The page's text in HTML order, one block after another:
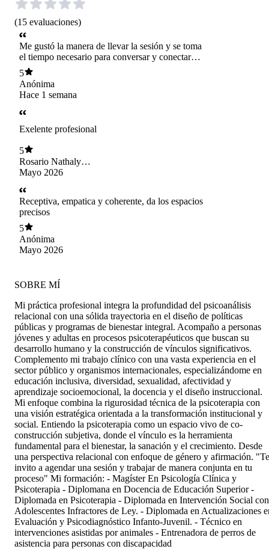
(15 evaluaciones)
Me gustó la manera de llevar la sesión y se toma
el tiempo necesario para conversar y conectar
con la paciente.
5
Anónima
Hace 1 semana
Exelente profesional
5
Rosario Nathaly
Morgado Dávila
Mayo 2026
Receptiva, empatica y coherente, da los espacios
precisos
5
Anónima
Mayo 2026
SOBRE MÍ
Mi práctica profesional integra la profundidad del psicoanálisis
relacional con una sólida trayectoria en el diseño de políticas
públicas y programas de bienestar integral. Acompaño a personas
jóvenes y adultas en procesos psicoterapéuticos que buscan su
desarrollo humano y la construcción de vínculos significativos.
Complemento mi trabajo clínico con una vasta experiencia en el
sector público y organismos internacionales, especializándome en
educación inclusiva, diversidad, sexualidad, afectividad y
aprendizaje socioemocional, la docencia y el diseño instruccional.
Mi enfoque combina la rigurosidad técnica de la psicoterapia con
una visión estratégica orientada a la transformación institucional y
social. Entiendo la psicoterapia como un espacio vivo de co-
construcción subjetiva, donde el vínculo es la herramienta
fundamental para el bienestar, la sanación y el crecimiento. Desde
una perspectiva relacional con enfoque de género y afirmación. "Te
invito a agendar una sesión y trabajar de manera conjunta en tu
proceso" Mi formación: - Magíster En Psicología Clínica y
Psicoterapia - Diplomana en Docencia de Educación Superior -
Diplomada en Psicoterapia - Diplomada en Intervención Social con
Adolescentes Infractores de Ley. - Diplomada en Actualizaciones
Evaluación y Psicodiagnóstico Infanto-Juvenil. - Técnico en
intervenciones asistidas por animales - Entrenadora de perros de
asistencia para personas con discapacidad